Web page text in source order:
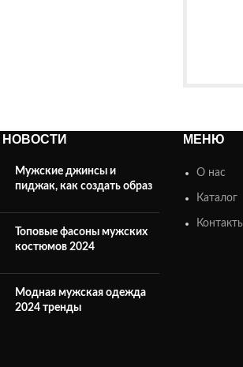
Мужские джинсы и
пиджак, как создать образ
Топовые фасоны мужских
костюмов 2024
Модная мужская одежда
2024 тренды
МЕНЮ
О нас
Каталог